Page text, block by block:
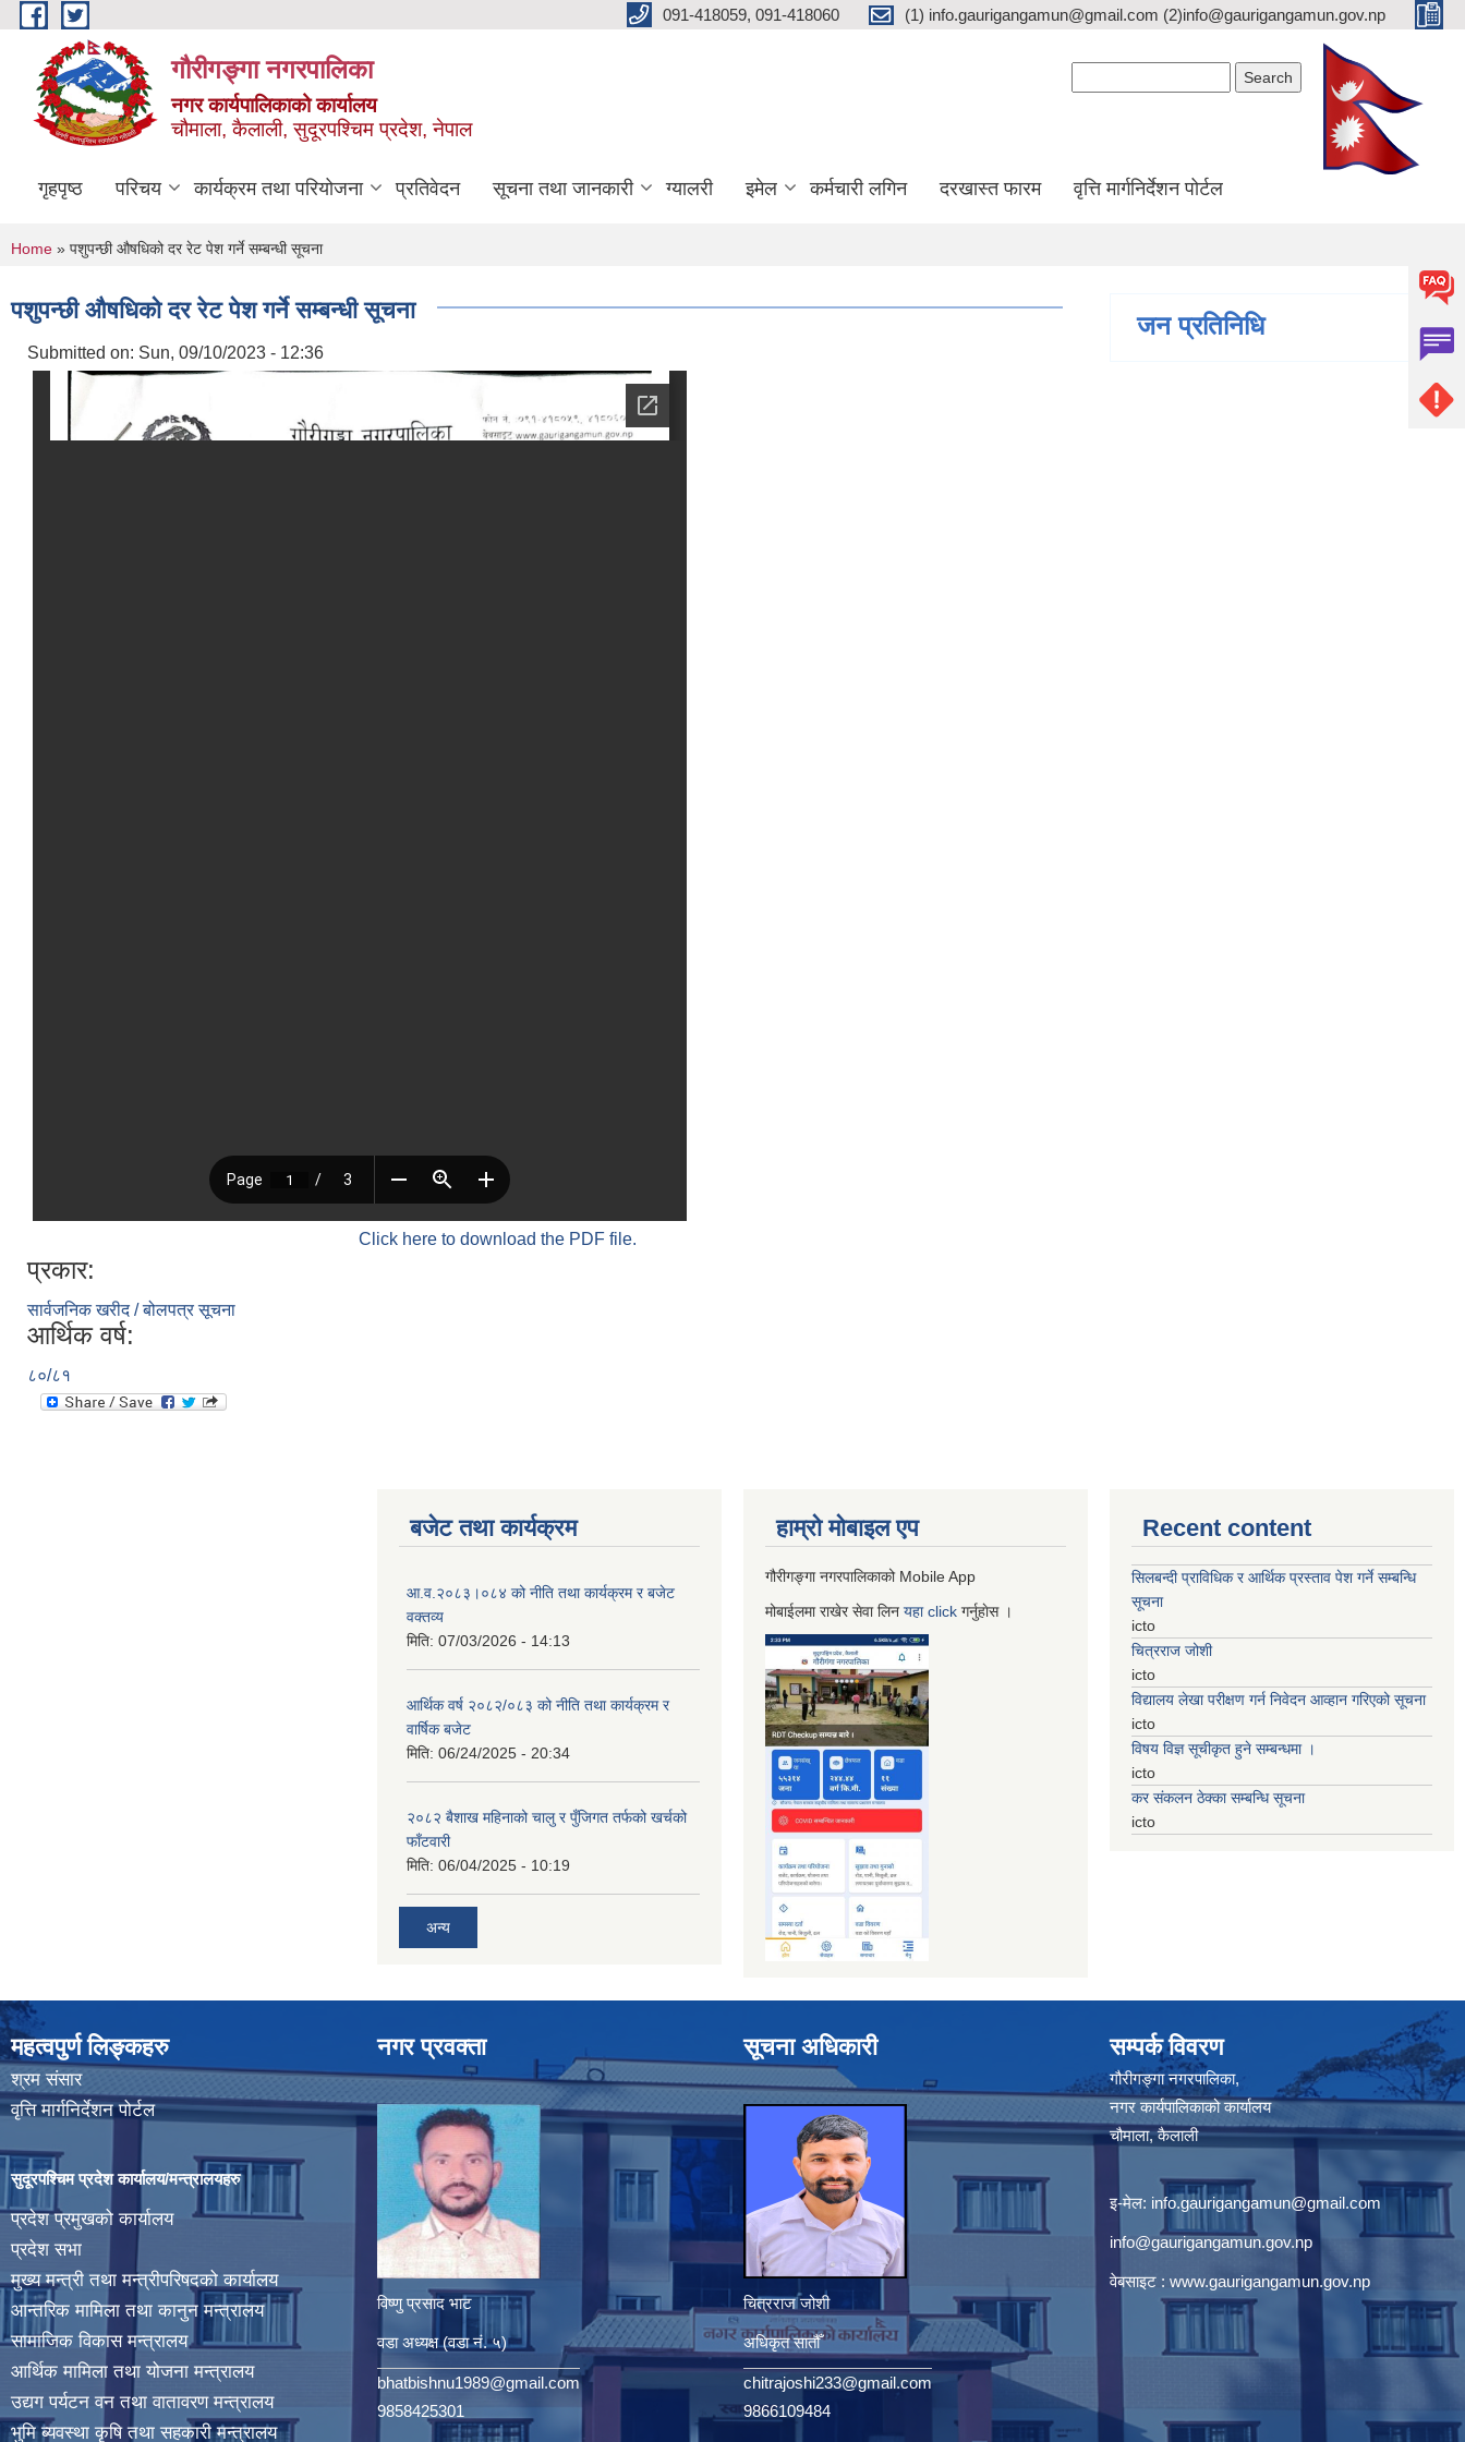
Skip to main content 091-418059, 091-418060 (1) info.gaurigangamun@gmail.com (2)info@gaurigangamun.gov.np
गौरीगङ्गा नगरपालिका
नगर कार्यपालिकाको कार्यालय
चौमाला, कैलाली, सुदूरपश्चिम प्रदेश, नेपाल
गृहपृष्ठ परिचय कार्यक्रम तथा परियोजना प्रतिवेदन सूचना तथा जानकारी ग्यालरी इमेल कर्मचारी लगिन दरखास्त फारम वृत्ति मार्गनिर्देशन पोर्टल
You are here
Home » पशुपन्छी औषधिको दर रेट पेश गर्ने सम्बन्धी सूचना
पशुपन्छी औषधिको दर रेट पेश गर्ने सम्बन्धी सूचना
Submitted on: Sun, 09/10/2023 - 12:36
Click here to download the PDF file.
प्रकार:
सार्वजनिक खरीद / बोलपत्र सूचना
आर्थिक वर्ष:
८०/८१
जन प्रतिनिधि
बजेट तथा कार्यक्रम
आ.व.२०८३।०८४ को नीति तथा कार्यक्रम र बजेट
वक्तव्य
मिति: 07/03/2026 - 14:13
आर्थिक वर्ष २०८२/०८३ को नीति तथा कार्यक्रम र
वार्षिक बजेट
मिति: 06/24/2025 - 20:34
२०८२ बैशाख महिनाको चालु र पुँजिगत तर्फको खर्चको
फाँटवारी
मिति: 06/04/2025 - 10:19
अन्य
हाम्रो माेबाइल एप
गौरीगङ्गा नगरपालिकाको Mobile App
मोबाईलमा राखेर सेवा लिन यहाclick गर्नुहाेस ।
Recent content
सिलबन्दी प्राविधिक र आर्थिक प्रस्ताव पेश गर्ने सम्बन्धि
सूचना
icto
चित्रराज जोशी
icto
विद्यालय लेखा परीक्षण गर्न निवेदन आव्हान गरिएको सूचना
icto
विषय विज्ञ सूचीकृत हुने सम्बन्धमा ।
icto
कर संकलन ठेक्का सम्बन्धि सूचना
icto
महत्वपुर्ण लिङ्कहरु
श्रम संसार
वृत्ति मार्गनिर्देशन पोर्टल
सुदूरपश्चिम प्रदेश कार्यालय/मन्त्रालयहरु
प्रदेश प्रमुखको कार्यालय
प्रदेश सभा
मुख्य मन्त्री तथा मन्त्रीपरिषदको कार्यालय
आन्तरिक मामिला तथा कानुन मन्त्रालय
सामाजिक विकास मन्त्रालय
आर्थिक मामिला तथा योजना मन्त्रालय
उद्यग पर्यटन वन तथा वातावरण मन्त्रालय
भुमि ब्यवस्था कृषि तथा सहकारी मन्त्रालय
नगर प्रवक्ता
विष्णु प्रसाद भाट
वडा अध्यक्ष (वडा नं. ५)
bhatbishnu1989@gmail.com
9858425301
सूचना अधिकारी
चित्रराज जोशी
अधिकृत सातौँ
chitrajoshi233@gmail.com
9866109484
सम्पर्क विवरण
गौरीगङ्गा नगरपालिका,
नगर कार्यपालिकाको कार्यालय
चौमाला, कैलाली
इ-मेल: info.gaurigangamun@gmail.com
info@gaurigangamun.gov.np
वेबसाइट : www.gaurigangamun.gov.np